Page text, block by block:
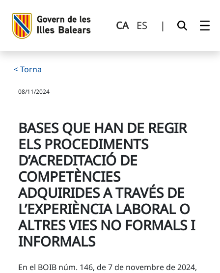
CA ES |
< Torna
08/11/2024
BASES QUE HAN DE REGIR
ELS PROCEDIMENTS
D’ACREDITACIÓ DE
COMPETÈNCIES
ADQUIRIDES A TRAVÉS DE
L’EXPERIÈNCIA LABORAL O
ALTRES VIES NO FORMALS I
INFORMALS
En el BOIB núm. 146, de 7 de novembre de 2024,